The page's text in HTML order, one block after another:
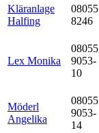
Kläranlage
Halfing
08055
8246
Lex Monika
08055
9053-
10
Möderl
Angelika
08055
9053-
14